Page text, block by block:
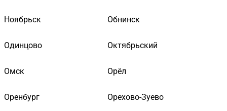
Ноябрьск Обнинск
Одинцово Октябрьский
Омск Орёл
Оренбург Орехово-Зуево